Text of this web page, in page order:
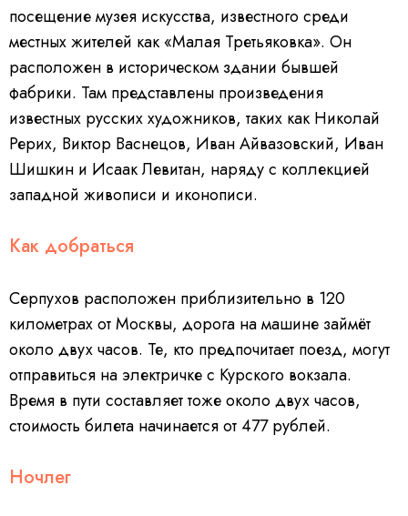
посещение музея искусства, известного среди
местных жителей как «Малая Третьяковка». Он
расположен в историческом здании бывшей
фабрики. Там представлены произведения
известных русских художников, таких как Николай
Рерих, Виктор Васнецов, Иван Айвазовский, Иван
Шишкин и Исаак Левитан, наряду с коллекцией
западной живописи и иконописи.
Как добраться
Серпухов расположен приблизительно в 120
километрах от Москвы, дорога на машине займёт
около двух часов. Те, кто предпочитает поезд, могут
отправиться на электричке с Курского вокзала.
Время в пути составляет тоже около двух часов,
стоимость билета начинается от 477 рублей.
Ночлег